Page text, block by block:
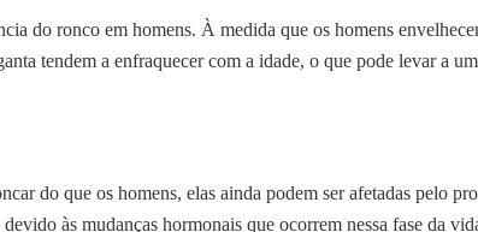
do ronco em homens. À medida que os homens
tendem a enfraquecer com a idade, o que pode levar a
do que os homens, elas ainda podem ser afetadas pelo
às mudanças hormonais que ocorrem nessa fase da